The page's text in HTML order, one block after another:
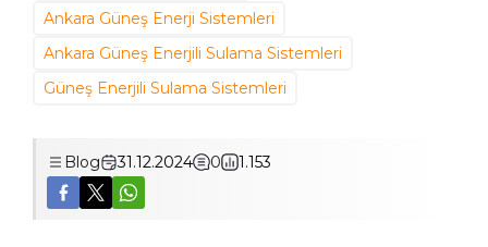
Ankara Güneş Enerji Sistemleri
Ankara Güneş Enerjili Sulama Sistemleri
Güneş Enerjili Sulama Sistemleri
Blog 31.12.2024 0 1.153